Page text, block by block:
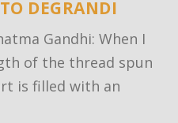
DEGRANDI
Gandhi: When I
of the thread spun
is filled with an